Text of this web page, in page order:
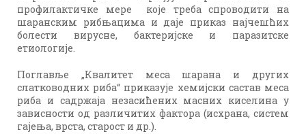
профилактичке мере које треба спроводити на
шаранским рибњацима и даје приказ најчешћих
болести вирусне, бактеријске и паразитске
етиологије.
Поглавље „Квалитет меса шарана и других
слатководних риба“ приказује хемијски састав меса
риба и садржаја незасићених масних киселина у
зависности од различитих фактора (исхрана, систем
гајења, врста, старост и др.).